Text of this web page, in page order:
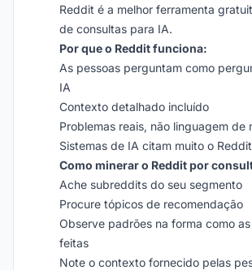
Reddit é a melhor ferramenta
de consultas para IA.
Por que o Reddit funciona:
As pessoas perguntam como
IA
Contexto detalhado incluído
Problemas reais, não linguagem de
Sistemas de IA citam muito o Reddit
Como minerar o Reddit por
Ache subreddits do seu segmento
Procure tópicos de recomendação
Observe padrões na forma como
feitas
Note o contexto fornecido pelas